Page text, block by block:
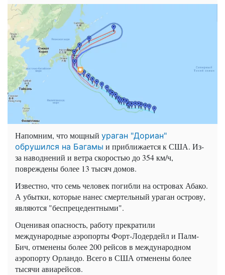
Напомним, что мощный ураган "Дориан"
обрушился на Багамы и приближается к США. Из-
за наводнений и ветра скоростью до 354 км/ч,
повреждены более 13 тысяч домов.
Известно, что семь человек погибли на островах Абако.
А убытки, которые нанес смертельный ураган острову,
являются "беспрецедентными".
Оценивая опасность, работу прекратили
международные аэропорты Форт-Лодердейл и Палм-
Бич, отменены более 200 рейсов в международном
аэропорту Орландо. Всего в США отменены более
тысячи авиарейсов.